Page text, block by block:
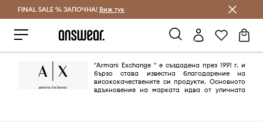
Спестявай с Answear Club
FINAL SALE % ЗАПОЧНА! Виж тук
"Armani Exchange " е създадена през 1991 г. и
бързо става известна благодарение на
висококачествените си продукти. Основното
вдъхновение на марката идва от уличната